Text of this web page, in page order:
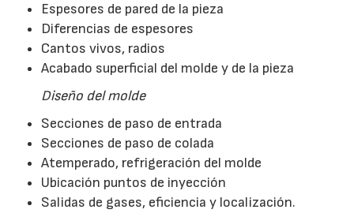
Espesores de pared de la pieza
Diferencias de espesores
Cantos vivos, radios
Acabado superficial del molde y de la pieza
Diseño del molde
Secciones de paso de entrada
Secciones de paso de colada
Atemperado, refrigeración del molde
Ubicación puntos de inyección
Salidas de gases, eficiencia y localización.